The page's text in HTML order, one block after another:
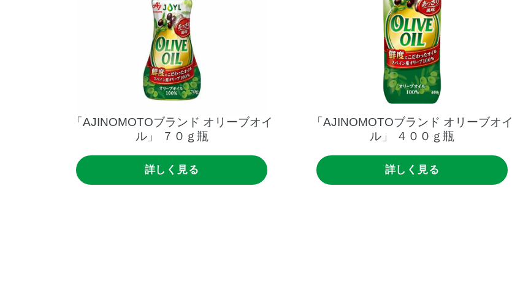
「AJINOMOTOブランド オリーブオイ
ル」
７０ｇ瓶
詳しく見る
「AJINOMOTOブランド オリーブオイ
ル」
４００ｇ瓶
詳しく見る